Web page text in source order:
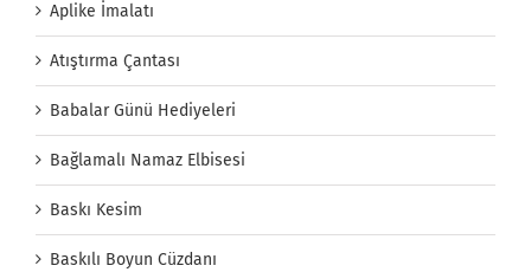
Aplike İmalatı
Atıştırma Çantası
Babalar Günü Hediyeleri
Bağlamalı Namaz Elbisesi
Baskı Kesim
Baskılı Boyun Cüzdanı